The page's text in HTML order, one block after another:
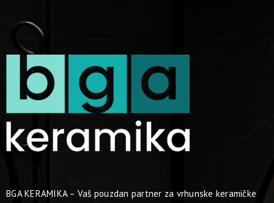
BGA KERAMIKA – Vaš pouzdan partner za vrhunske keramičke